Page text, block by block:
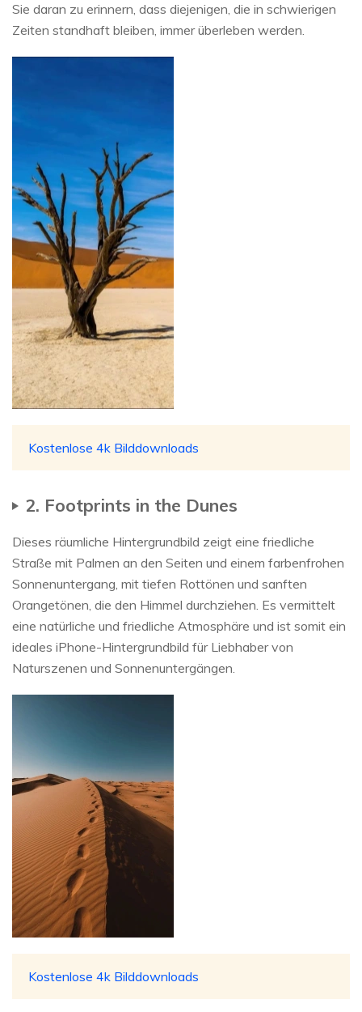
Sie daran zu erinnern, dass diejenigen, die in schwierigen
Zeiten standhaft bleiben, immer überleben werden.
Kostenlose 4k Bilddownloads
2. Footprints in the Dunes
Dieses räumliche Hintergrundbild zeigt eine friedliche
Straße mit Palmen an den Seiten und einem farbenfrohen
Sonnenuntergang, mit tiefen Rottönen und sanften
Orangetönen, die den Himmel durchziehen. Es vermittelt
eine natürliche und friedliche Atmosphäre und ist somit ein
ideales iPhone-Hintergrundbild für Liebhaber von
Naturszenen und Sonnenuntergängen.
Kostenlose 4k Bilddownloads